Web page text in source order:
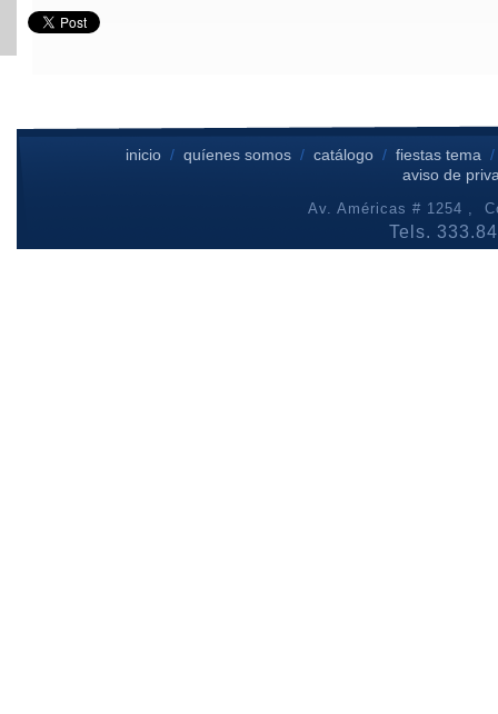
inicio /quíenes somos /catálogo / fiestas tema
aviso de
Av. Américas # 1254 ,
Tels.